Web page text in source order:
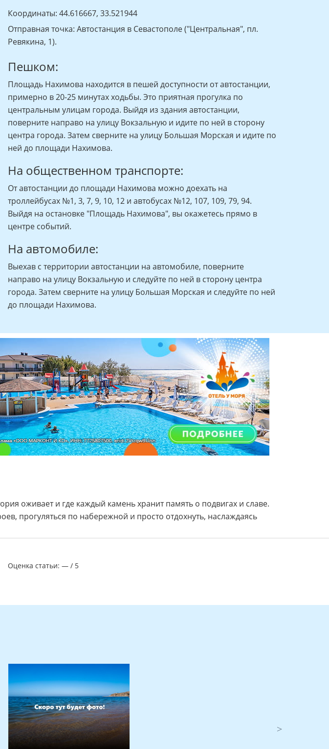
Координаты: 44.616667, 33.521944
Отправная точка: Автостанция в Севастополе ("Центральная", пл.
Ревякина, 1).
Пешком:
Площадь Нахимова находится в пешей доступности от автостанции,
примерно в 20-25 минутах ходьбы. Это приятная прогулка по
центральным улицам города. Выйдя из здания автостанции,
поверните направо на улицу Вокзальную и идите по ней в сторону
центра города. Затем сверните на улицу Большая Морская и идите по
ней до площади Нахимова.
На общественном транспорте:
От автостанции до площади Нахимова можно доехать на
троллейбусах №1, 3, 7, 9, 10, 12 и автобусах №12, 107, 109, 79, 94.
Выйдя на остановке "Площадь Нахимова", вы окажетесь прямо в
центре событий.
На автомобиле:
Выехав с территории автостанции на автомобиле, поверните
направо на улицу Вокзальную и следуйте по ней в сторону центра
города. Затем сверните на улицу Большая Морская и следуйте по ней
до площади Нахимова.
оживает и где каждый камень хранит память о подвигах и славе.
прогуляться по набережной и просто отдохнуть, наслаждаясь
Оценка статьи: — / 5